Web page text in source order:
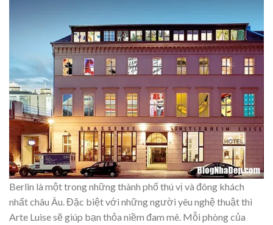
Berlin là một trong những thành phố thú vị và đông khách
nhất châu Âu. Đặc biệt với những người yêu nghệ thuật thì
Arte Luise sẽ giúp bạn thỏa niềm đam mê. Mỗi phòng của